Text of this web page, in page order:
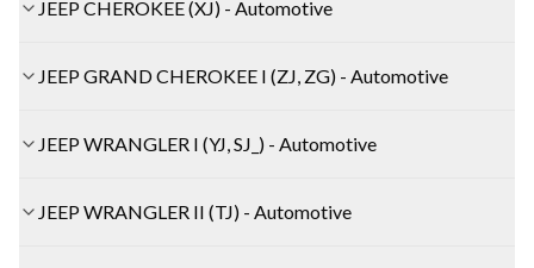
JEEP CHEROKEE (XJ) - Automotive
JEEP GRAND CHEROKEE I (ZJ, ZG) - Automotive
JEEP WRANGLER I (YJ, SJ_) - Automotive
JEEP WRANGLER II (TJ) - Automotive